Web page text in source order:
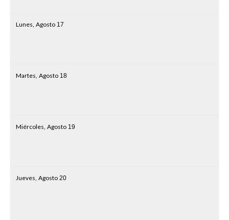
Lunes, Agosto 17
Martes, Agosto 18
Miércoles, Agosto 19
Jueves, Agosto 20